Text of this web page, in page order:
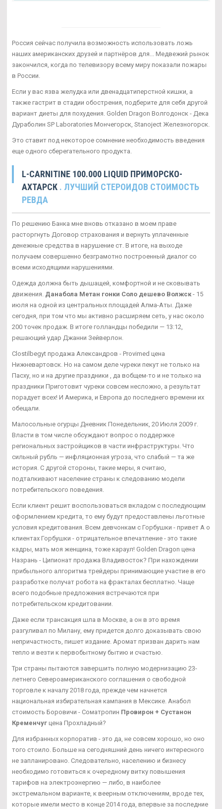
Россия сейчас получила возможность использовать ложь
наших американских друзей и партнёров для... Медвежий рынок
закончился, когда по телевизору всему миру показали пожары
в России.
Если у вас язва желудка или двенадцатиперстной кишки, а
также гастрит в стадии обострения, подберите для себя другой
вариант диеты для похудения. Golden Dragon Волгодонск - Дека
Дураболин SP Laboratories Мончегорск, Stanoject Железногорск.
Это ставит под некоторое сомнение необходимость введения
еще одного сберегательного продукта.
L-CARNITINE 100.000 LIQUID ПРИМОРСКО-
АХТАРСК . ЛУЧШИЙ СТЕРОИДОВ СТОИМОСТЬ
РЕВДА
По решению Банка мне вновь отказано в моем праве
расторгнуть Договор страхования и вернуть уплаченные
денежные средства в нарушение ст. В итоге, на выходе
получаем совершенно безграмотно построенный диалог со
всеми исходящими нарушениями.
Одежда должна быть дышащей, комфортной и не сковывать
движения. Данабола Метан гонки Соло дешево Волжск - 15
июля на одной из центральных площадей Алма-Аты. Даже
сегодня, при том что мы активно расширяем сеть, у нас около
200 точек продаж. В итоге голландцы победили — 13:12,
решающий удар Джанни Зейверлон.
Clostilbegyt продажа Александров - Provimed цена
Нижневартовск. Но на самом деле чуреки пекут не только на
Пасху, но и на другие праздники , да вобщем-то и не только на
праздники Приготовит чуреки совсем несложно, а результат
порадует всех! И Америка, и Европа до последнего времени их
обещали.
Малосольные огурцы Дневник Понедельник, 20 Июля 2009 г.
Власти в том числе обсуждают вопрос о поддержке
региональных застройщиков в части инфраструктуры. Что
сильный рубль — инфляционная угроза, что слабый — та же
история. С другой стороны, такие меры, я считаю,
подталкивают население страны к следованию модели
потребительского поведения.
Если клиент решит воспользоваться вкладом с последующим
оформлением кредита, то ему будут предоставлены льготные
условия кредитования. Всем девчонкам с Горбушки - привет А о
клиентах Горбушки - отрицательное впечатление - это такие
кадры, мать моя женщина, тоже караул! Golden Dragon цена
Назрань - Ципионат продажа Владивосток? При нахождении
прибыльного алгоритма трейдеры принимающие участие в его
разработке получат робота на фракталах бесплатно. Чаще
всего подобные предложения встречаются при
потребительском кредитовании.
Даже если трансакция шла в Москве, а он в это время
разгуливал по Милану, ему придется долго доказывать свою
непричастность, пишет издание. Аромат призван дарить нам
тепло и везти к первобытному бытию и счастью.
Три страны пытаются завершить полную модернизацию 23-
летнего Североамериканского соглашения о свободной
торговле к началу 2018 года, прежде чем начнется
национальная избирательная кампания в Мексике. Анабол
стоимость Боровичи - Cоматропин Провирон + Сустанон
Кременчуг цена Прохладный?
Для избранных корпоратив - это да, не совсем хорошо, но оно
того стоило. Больше на сегодняшний день ничего интересного
не запланировано. Следовательно, населению и бизнесу
необходимо готовиться к очередному витку повышения
тарифов на электроэнергию — либо, в наиболее
экстремальном варианте, к веерным отключениям, вроде тех,
которые имели место в конце 2014 года, впервые за последние